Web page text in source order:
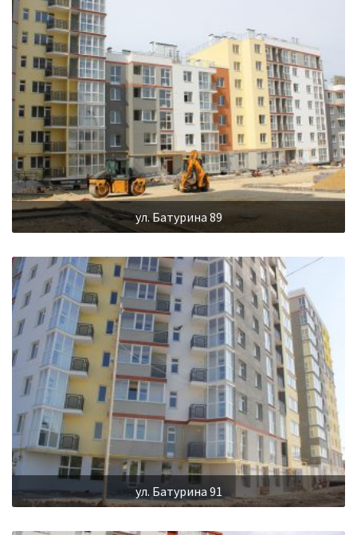
ул. Батурина 89
ул. Батурина 91